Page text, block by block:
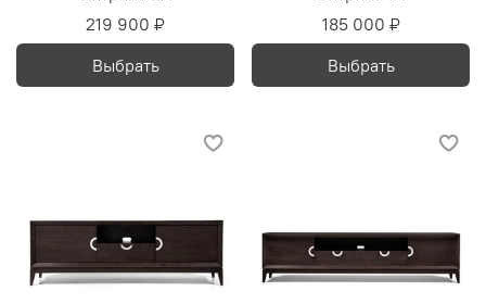
219 900 ₽
Выбрать
185 000 ₽
Выбрать